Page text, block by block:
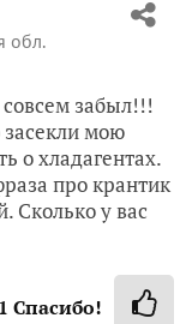
обл.
забыл!!!
засекли мою
о хладагентах.
про крантик
Сколько у вас
1 Спасибо!